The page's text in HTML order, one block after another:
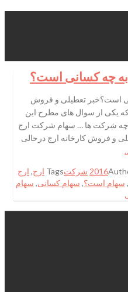
چه کسانی است؟
است؟خبر تعطیلی و فروش
یکی از سوال های مطرح این
شرکت ها … سهام شرکت ارج
و فروش کارخانه ارج درحالی
شرکتTags ارج, ارج
, سهام است؟, سهام کسانی, سهام